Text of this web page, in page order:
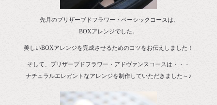
先月のプリザーブドフラワー・ベーシックコースは、
BOXアレンジでした。
美しいBOXアレンジを完成させるためのコツをお伝えしました！
そして、プリザーブドフラワー・アドヴァンスコースは・・・
ナチュラルエレガントなアレンジを制作していただきました～♪